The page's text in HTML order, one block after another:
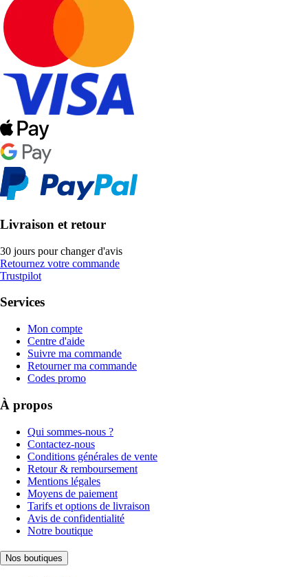
Livraison et retour
30 jours pour changer d'avis
Retournez votre commande
Trustpilot
Services
Mon compte
Centre d'aide
Suivre ma commande
Retourner ma commande
Codes promo
À propos
Qui sommes-nous ?
Contactez-nous
Conditions générales de vente
Retour & remboursement
Mentions légales
Moyens de paiement
Tarifs et options de livraison
Avis de confidentialité
Notre boutique
Nos boutiques